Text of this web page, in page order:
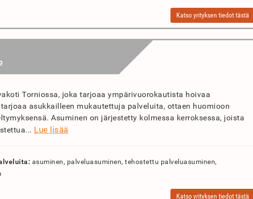
Katso yrityksen tiedot tästä
Torniossa, joka tarjoaa ympärivuorokautista hoivaa
asukkailleen mukautettuja palveluita, ottaen huomioon
Asuminen on järjestetty kolmessa kerroksessa, joista
Lue lisää
asuminen, palveluasuminen, tehostettu palveluasuminen,
Katso yrityksen tiedot tästä